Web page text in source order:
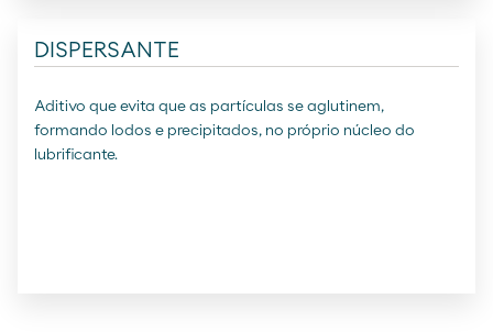
DISPERSANTE
Aditivo que evita que as partículas se aglutinem,
formando lodos e precipitados, no próprio núcleo do
lubrificante.